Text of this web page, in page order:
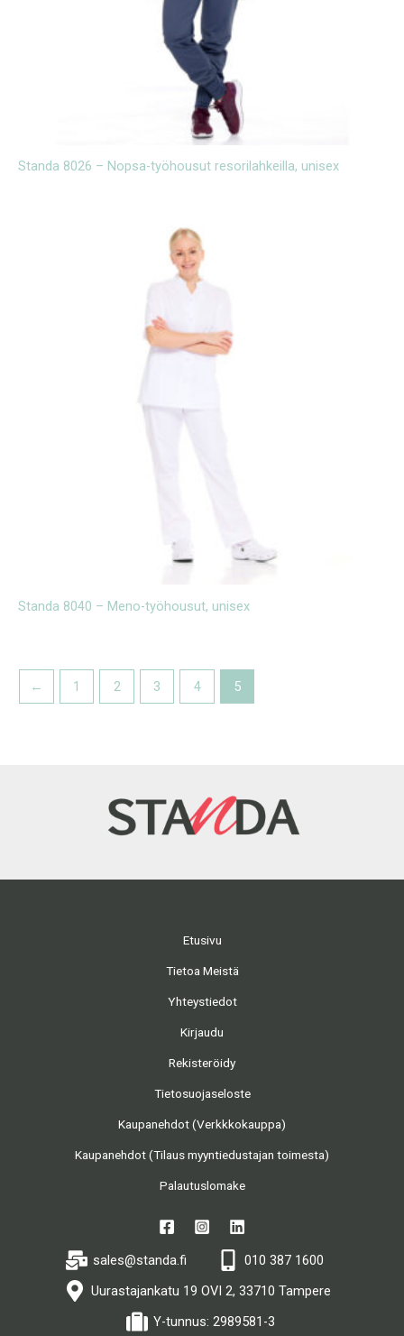
Standa 8026 – Nopsa-työhousut resorilahkeilla, unisex
Standa 8040 – Meno-työhousut, unisex
← 1 2 3 4 5
Etusivu
Tietoa Meistä
Yhteystiedot
Kirjaudu
Rekisteröidy
Tietosuojaseloste
Kaupanehdot (Verkkkokauppa)
Kaupanehdot (Tilaus myyntiedustajan toimesta)
Palautuslomake
sales@standa.fi
010 387 1600
Uurastajankatu 19 OVI 2, 33710 Tampere
Y-tunnus: 2989581-3